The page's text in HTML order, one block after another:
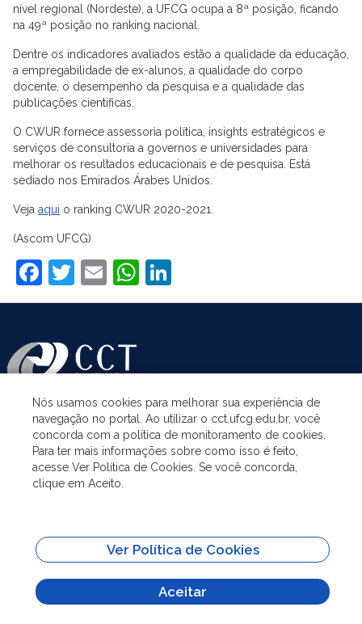
nível regional (Nordeste), a UFCG ocupa a 8ª posição, ficando
na 49ª posição no ranking nacional.
Dentre os indicadores avaliados estão a qualidade da educação,
a empregabilidade de ex-alunos, a qualidade do corpo
docente, o desempenho da pesquisa e a qualidade das
publicações científicas.
O CWUR fornece assessoria política, insights estratégicos e
serviços de consultoria a governos e universidades para
melhorar os resultados educacionais e de pesquisa. Está
sediado nos Emirados Árabes Unidos.
Veja aqui o ranking CWUR 2020-2021.
(Ascom UFCG)
Facebook
Twitter
EmailWhatsApp
ASSUNTOS
ACESSO À INFORMAÇÃO
SITES IMPORTANTES
Nós usamos cookies para melhorar sua experiência de
navegação no portal. Ao utilizar o cct.ufcg.edu.br, você
concorda com a política de monitoramento de cookies.
Para ter mais informações sobre como isso é feito,
acesse Ver Política de Cookies. Se você concorda,
clique em Aceito.
Ver Política de Cookies
Aceitar